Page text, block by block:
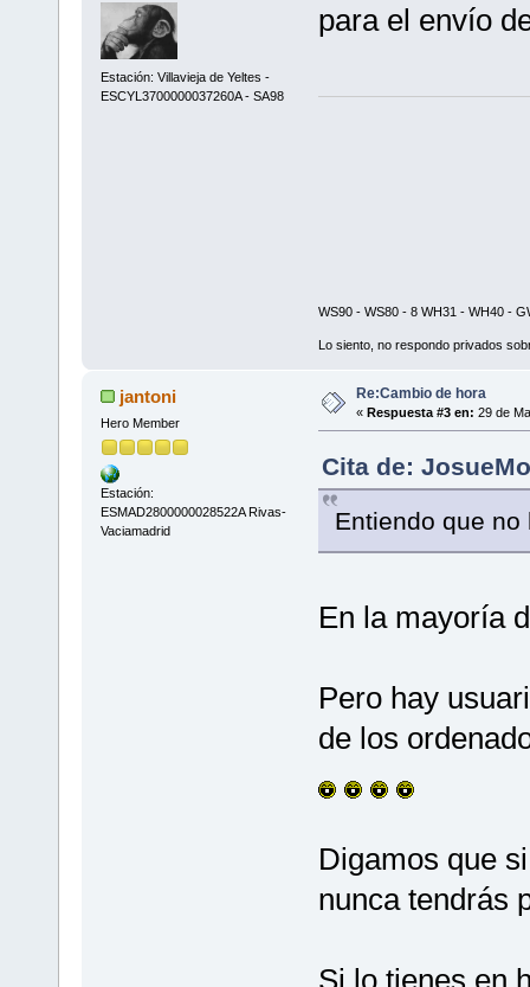
Estación: Villavieja de Yeltes -
ESCYL3700000037260A - SA98
para el envío
WS90 - WS80 - 8 WH31 - WH40 -
Lo siento, no respondo privados
jantoni
Hero Member
Estación:
ESMAD2800000028522A Rivas-
Vaciamadrid
Re:Cambio de hora
« Respuesta #3 en: 29 de
Cita de:
Entiendo que
En la mayoría
Pero hay
de los
Digamos que
nunca tendrás
Si lo tienes en